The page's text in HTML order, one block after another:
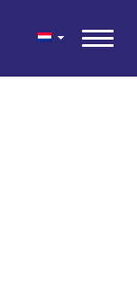
van kleuren voor
Wouters.